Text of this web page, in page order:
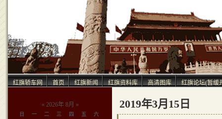
红旗轿车网 首页 红旗新闻 红旗资料库 高清图库 红旗论坛(暂缓
2019年3月15日
« 2026年 8月 »
日 一 二 三 四 五 六